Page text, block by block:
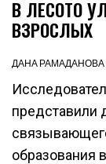
В ЛЕСОТО
ВЗРОСЛЫХ
ДАНА РАМАДАНОВА
представили
образования